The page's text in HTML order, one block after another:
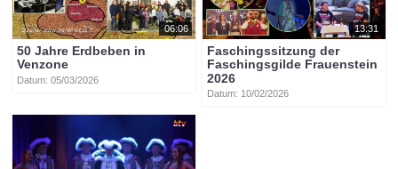
06:06
50 Jahre Erdbeben in
Venzone
Datum: 05/03/2026
13:31
Faschingssitzung der
Faschingsgilde Frauenstein
2026
Datum: 10/02/2026